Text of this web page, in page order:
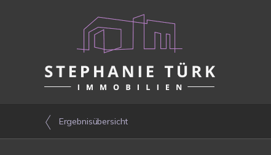
Ergebnisübersicht